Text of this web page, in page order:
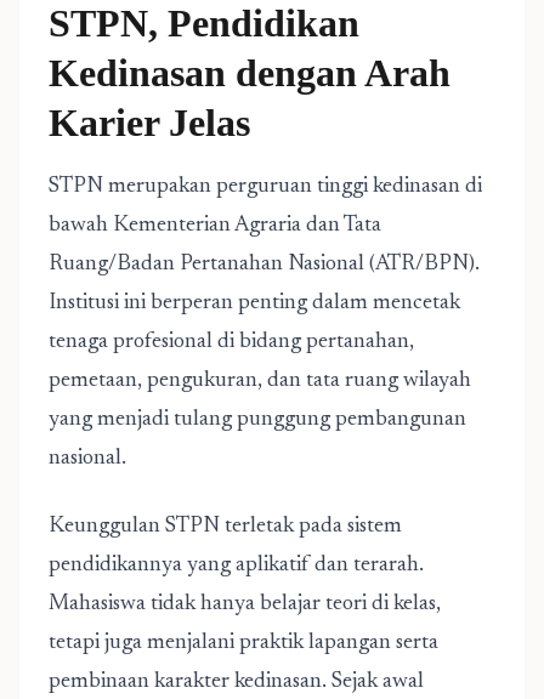
STPN, Pendidikan
Kedinasan dengan Arah
Karier Jelas
STPN merupakan perguruan tinggi kedinasan di
bawah Kementerian Agraria dan Tata
Ruang/Badan Pertanahan Nasional (ATR/BPN).
Institusi ini berperan penting dalam mencetak
tenaga profesional di bidang pertanahan,
pemetaan, pengukuran, dan tata ruang wilayah
yang menjadi tulang punggung pembangunan
nasional.
Keunggulan STPN terletak pada sistem
pendidikannya yang aplikatif dan terarah.
Mahasiswa tidak hanya belajar teori di kelas,
tetapi juga menjalani praktik lapangan serta
pembinaan karakter kedinasan. Sejak awal